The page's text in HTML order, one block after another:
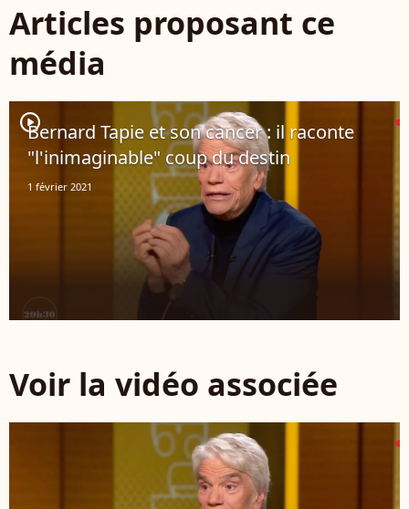
Articles proposant ce
média
player2
Bernard Tapie et son cancer : il raconte
"l'inimaginable" coup du destin
1 février 2021
Voir la vidéo associée